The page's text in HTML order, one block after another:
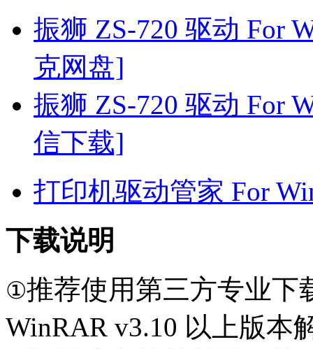
振狮 ZS-720 驱动 For
克网盘]
振狮 ZS-720 驱动 For
信下载]
打印机驱动管家 For
下载说明
①推荐使用第三方专业下
WinRAR v3.10 以上版本